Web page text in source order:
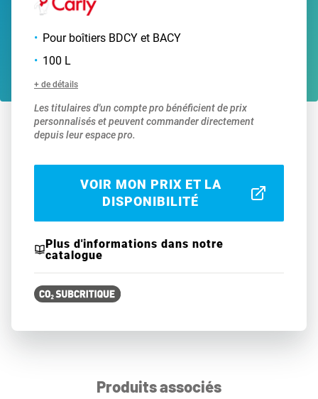
Pour boîtiers BDCY et BACY
100 L
+ de détails
Les titulaires d'un compte pro bénéficient de prix
personnalisés et peuvent commander directement
depuis leur espace pro.
VOIR MON PRIX ET LA
DISPONIBILITÉ
Plus d'informations dans notre
catalogue
Produits associés